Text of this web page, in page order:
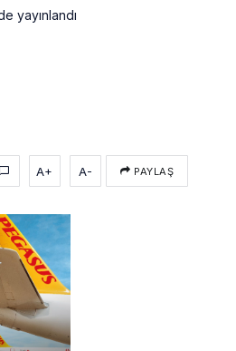
yayınlandı
A+ A- PAYLAŞ